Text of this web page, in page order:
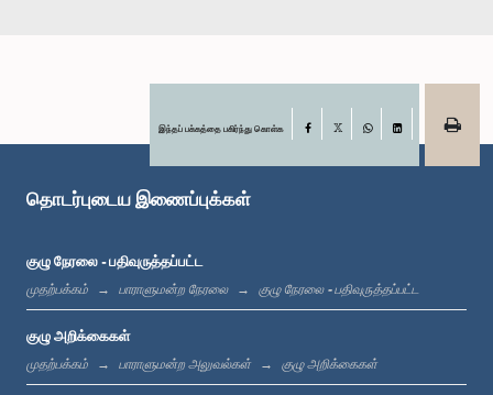
கௌரவ சஞ்ஜீவ எதிரிமான்ன, பா.உ.
இந்தப் பக்கத்தை பகிர்ந்து கொள்க Facebook
LinkedIn
தொடர்புடைய இணைப்புக்கள்
குழு நேரலை - பதிவுருத்தப்பட்ட
முதற்பக்கம் பாராளுமன்ற நேரலை குழு நேரலை - பதிவுருத்தப்பட்ட
குழு அறிக்கைகள்
முதற்பக்கம் பாராளுமன்ற அலுவல்கள் குழு அறிக்கைகள்